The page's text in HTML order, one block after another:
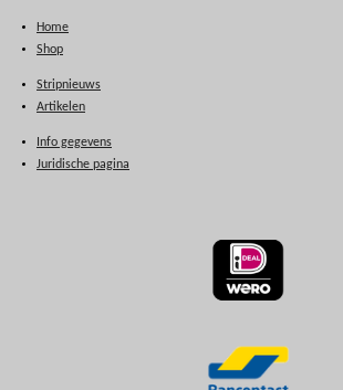
Home
Shop
Stripnieuws
Artikelen
Info gegevens
Juridische pagina